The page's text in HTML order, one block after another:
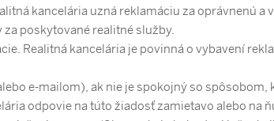
kancelária uzná reklamáciu za oprávnenú
poskytované realitné služby.
Realitná kancelária je povinná o vybavení
e-mailom), ak nie je spokojný so
odpovie na túto žiadosť zamietavo alebo na